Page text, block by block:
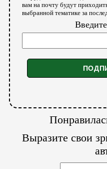
вам на почту будут
выбранной тематике за
Выразите свои